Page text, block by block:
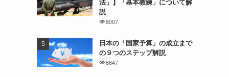
説
8007
日本の「国家予算」の成立まで
の９つのステップ解説
6647